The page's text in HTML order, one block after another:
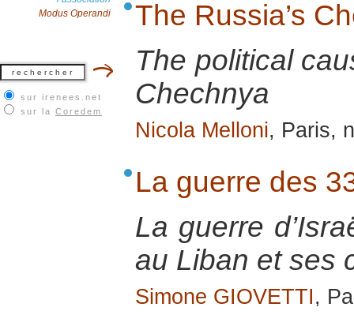
Modus Operandi
sur irenees.net
sur la Coredem
The Russia’s
The political
Chechnya
Nicola Melloni, Paris,
La guerre des
La guerre
au Liban et ses
Simone GIOVETTI,